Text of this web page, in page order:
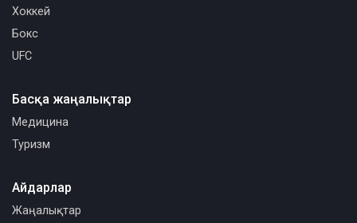
Хоккей
Бокс
UFC
Басқа жаңалықтар
Медицина
Туризм
Айдарлар
Жаңалықтар